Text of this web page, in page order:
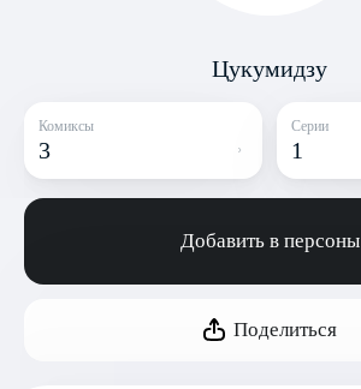
Цукумидзу
Комиксы
3
Серии
1
Добавить в персоны
Поделиться